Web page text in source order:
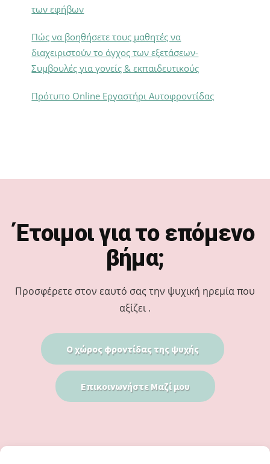
των εφήβων
Πώς να βοηθήσετε τους μαθητές να
διαχειριστούν το άγχος των εξετάσεων-
Συμβουλές για γονείς & εκπαιδευτικούς
Πρότυπο Online Εργαστήρι Αυτοφροντίδας
Έτοιμοι για το επόμενο
βήμα;
Προσφέρετε στον εαυτό σας την ψυχική ηρεμία που
αξίζει .
Ο χώρος φροντίδας της ψυχής
Επικοινωνήστε Μαζί μου